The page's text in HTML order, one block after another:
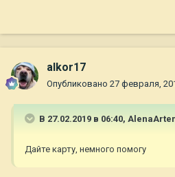
alkor17
Опубликовано 27 февраля,
В 27.02.2019 в 06:40,
Дайте карту, немного помогу